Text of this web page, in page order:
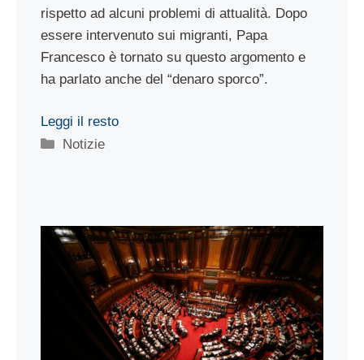
rispetto ad alcuni problemi di attualità. Dopo
essere intervenuto sui migranti, Papa
Francesco è tornato su questo argomento e
ha parlato anche del “denaro sporco”.
Leggi il resto
Categorie
Notizie